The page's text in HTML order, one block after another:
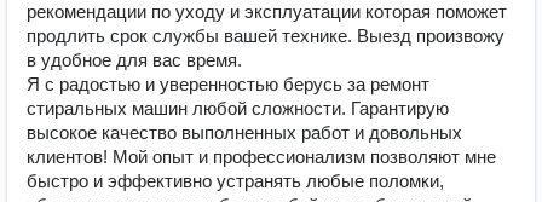
рекомендации по уходу и эксплуатации которая поможет
продлить срок службы вашей технике. Выезд произвожу
в удобное для вас время.
Я с радостью и уверенностью берусь за ремонт
стиральных машин любой сложности. Гарантирую
высокое качество выполненных работ и довольных
клиентов! Мой опыт и профессионализм позволяют мне
быстро и эффективно устранять любые поломки,